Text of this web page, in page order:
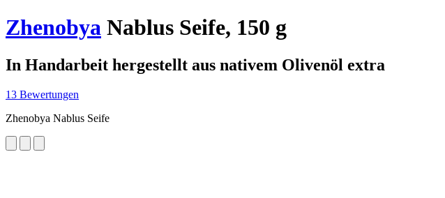
Zhenobya Nablus Seife, 150 g
In Handarbeit hergestellt aus nativem Olivenöl extra
13 Bewertungen
Zhenobya Nablus Seife